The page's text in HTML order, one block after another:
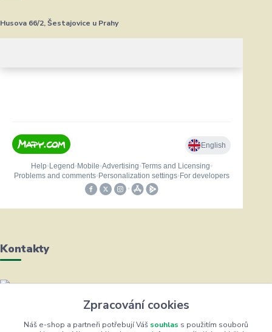
Husova 66/2, Šestajovice u Prahy
Kontakty
Helena Bayerová
+420 604 711 491
(Po-Čt, 8-16 hod.)
Zpracování cookies
Náš e-shop a partneři potřebují Váš souhlas s použitím souborů